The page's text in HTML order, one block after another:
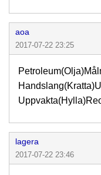
aoa
2017-07-22 23:25
lagera
2017-07-22 23:46